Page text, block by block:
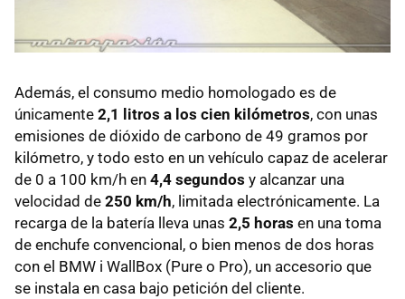
Además, el consumo medio homologado es de
únicamente 2,1 litros a los cien kilómetros, con unas
emisiones de dióxido de carbono de 49 gramos por
kilómetro, y todo esto en un vehículo capaz de acelerar
de 0 a 100 km/h en 4,4 segundos y alcanzar una
velocidad de 250 km/h, limitada electrónicamente. La
recarga de la batería lleva unas 2,5 horas en una toma
de enchufe convencional, o bien menos de dos horas
con el BMW i WallBox (Pure o Pro), un accesorio que
se instala en casa bajo petición del cliente.